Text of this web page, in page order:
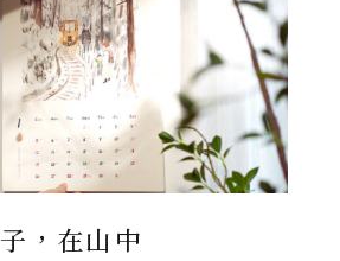
，在山中